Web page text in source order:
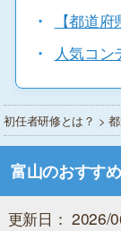
・
【都道
・
人気コ
初任者研修とは？ >
富山のおすす
更新日： 2026/